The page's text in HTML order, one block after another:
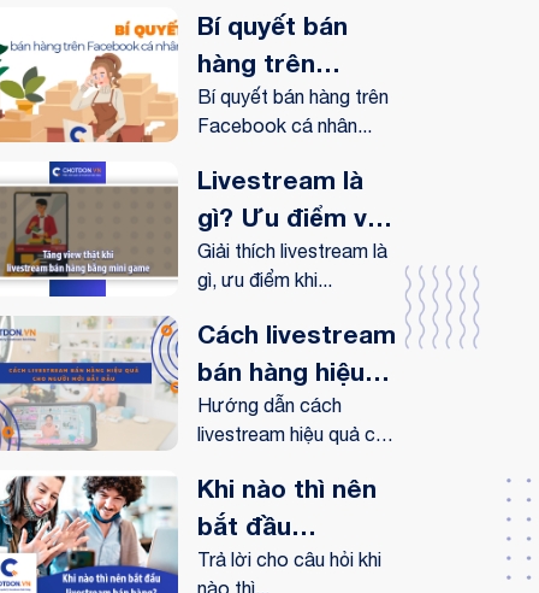
trên thị trường
Bí quyết bán
hàng trên
Facebook cá
nhân hiệu quả
Bí quyết bán hàng trên
Facebook cá nhân...
Livestream là
gì? Ưu điểm và
lợi ích
livestream
mang lại như
thế nào?
Giải thích livestream là
gì, ưu điểm khi...
Cách livestream
bán hàng hiệu
quả cho người
mới bắt đầu
Hướng dẫn cách
livestream hiệu quả cho
Khi nào thì nên
bắt đầu
livestream bán
Trả lời cho câu hỏi khi
nào thì...